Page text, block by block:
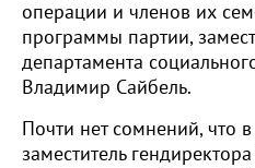
операции и членов их
программы партии,
департамента
Владимир Сайбель.
Почти нет сомнений, что
заместитель